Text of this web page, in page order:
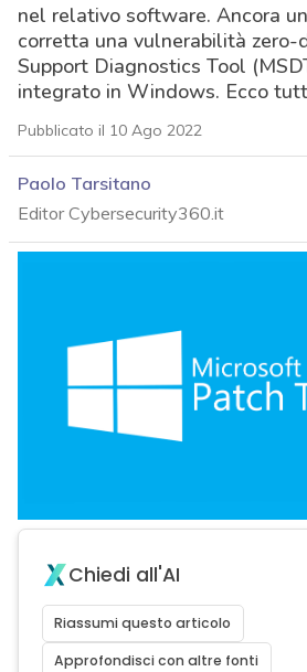
nel relativo software. Ancora
corretta una vulnerabilità
Support Diagnostics Tool
integrato in Windows. Ecco
Pubblicato il 10 Ago 2022
Paolo Tarsitano
Editor Cybersecurity360.it
Chiedi all'AI
Riassumi questo articolo
Approfondisci con altre fonti